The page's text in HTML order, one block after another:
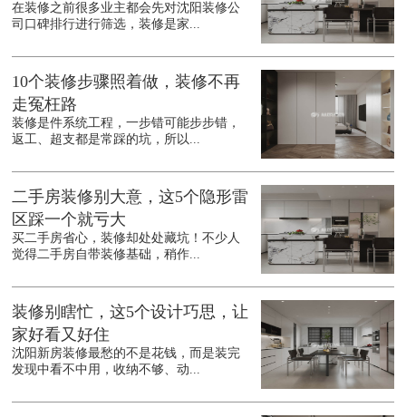
在装修之前很多业主都会先对沈阳装修公
司口碑排行进行筛选，装修是家...
10个装修步骤照着做，装修不再
走冤枉路
装修是件系统工程，一步错可能步步错，
返工、超支都是常踩的坑，所以...
二手房装修别大意，这5个隐形雷
区踩一个就亏大
买二手房省心，装修却处处藏坑！不少人
觉得二手房自带装修基础，稍作...
装修别瞎忙，这5个设计巧思，让
家好看又好住
沈阳新房装修最愁的不是花钱，而是装完
发现中看不中用，收纳不够、动...